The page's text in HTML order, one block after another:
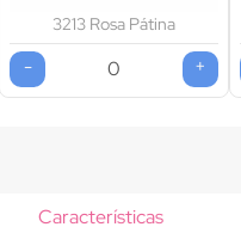
3213 Rosa Pátina
- +
Características